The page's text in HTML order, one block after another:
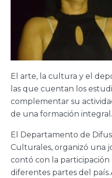
El arte, la cultura y el
las que cuentan los
complementar su
de una formación integral.
El Departamento de
Culturales, organizó una
contó con la participación
diferentes partes del